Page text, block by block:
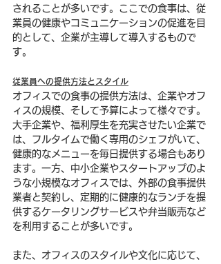
されることが多いです。ここでの食事は、従
業員の健康やコミュニケーションの促進を目
的として、企業が主導して導入するもので
す。
従業員への提供方法とスタイル
オフィスでの食事の提供方法は、企業やオフ
ィスの規模、そして予算によって様々です。
大手企業や、福利厚生を充実させたい企業で
は、フルタイムで働く専用のシェフがいて、
健康的なメニューを毎日提供する場合もあり
ます。一方、中小企業やスタートアップのよ
うな小規模なオフィスでは、外部の食事提供
業者と契約し、定期的に健康的なランチを提
供するケータリングサービスや弁当販売など
を利用することが多いです。
また、オフィスのスタイルや文化に応じて、